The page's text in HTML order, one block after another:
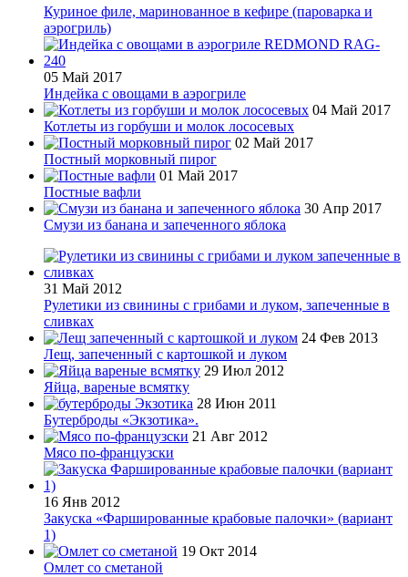
Куриное филе, маринованное в кефире (пароварка и
аэрогриль)
05 Май 2017
Индейка с овощами в аэрогриле
04 Май 2017
Котлеты из горбуши и молок лососевых
02 Май 2017
Постный морковный пирог
01 Май 2017
Постные вафли
30 Апр 2017
Смузи из банана и запеченного яблока
31 Май 2012
Рулетики из свинины с грибами и луком, запеченные в
сливках
24 Фев 2013
Лещ, запеченный с картошкой и луком
29 Июл 2012
Яйца, вареные всмятку
28 Июн 2011
Бутерброды «Экзотика».
21 Авг 2012
Мясо по-французски
16 Янв 2012
Закуска «Фаршированные крабовые палочки» (вариант
1)
19 Окт 2014
Омлет со сметаной